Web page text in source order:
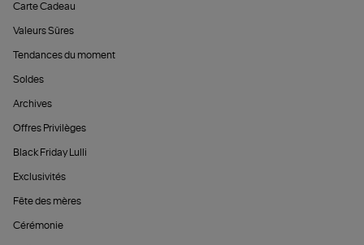
Carte Cadeau
Valeurs Sûres
Tendances du moment
Soldes
Archives
Offres Privilèges
Black Friday Lulli
Exclusivités
Fête des mères
Cérémonie